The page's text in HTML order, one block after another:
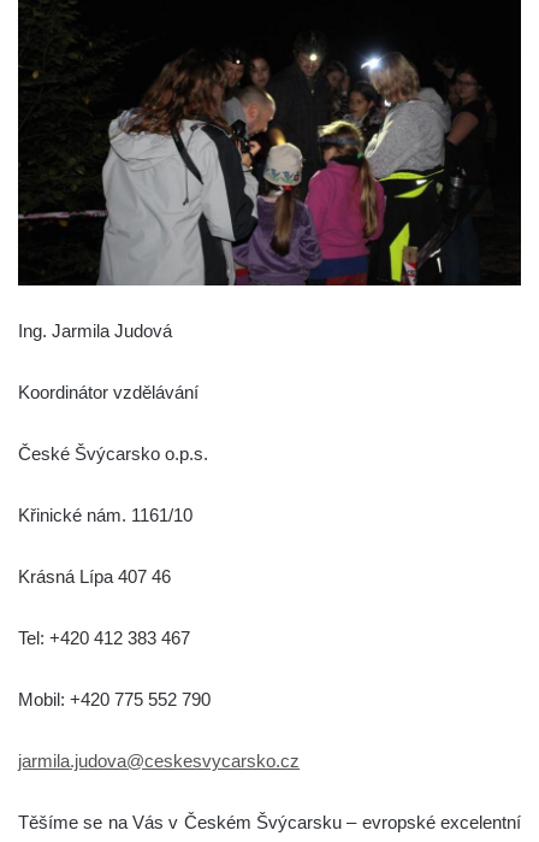
Ing. Jarmila Judová
Koordinátor vzdělávání
České Švýcarsko o.p.s.
Křinické nám. 1161/10
Krásná Lípa 407 46
Tel: +420 412 383 467
Mobil: +420 775 552 790
jarmila.judova@ceskesvycarsko.cz
Těšíme se na Vás v Českém Švýcarsku – evropské excelentní